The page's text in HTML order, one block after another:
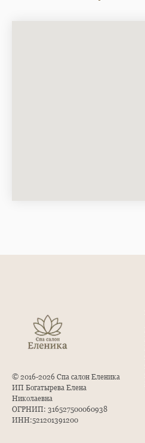
© 2016-2026 Спа салон Еленика
ИП Богатырева Елена
Николаевна
ОГРНИП: 316527500060938
ИНН:521201391200